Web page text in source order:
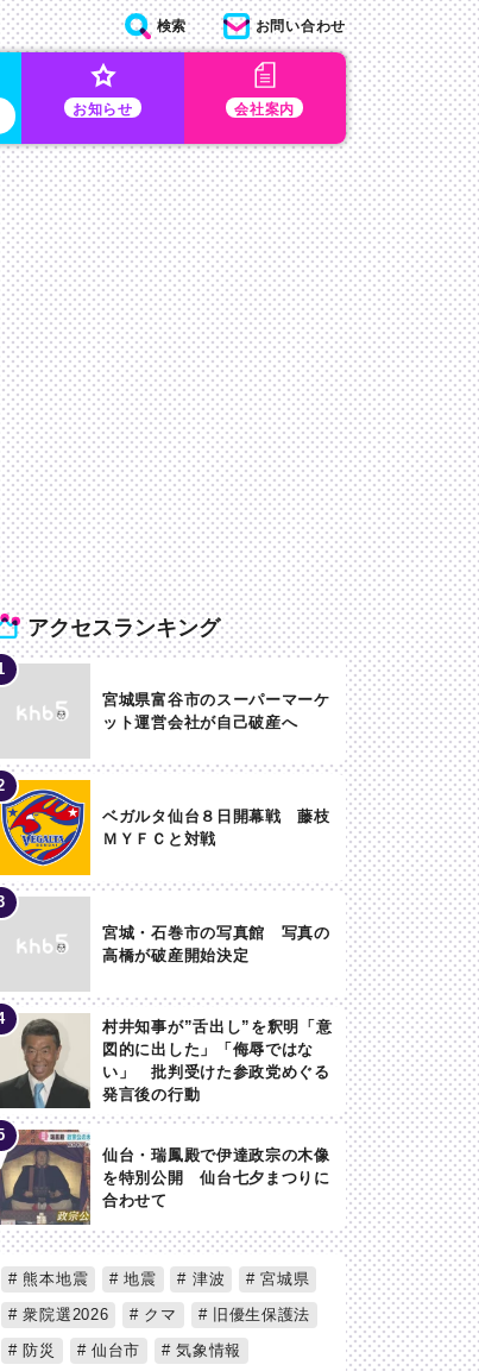
お知らせ 会社案内
検索 お問い合わせ
アクセスランキング
宮城県富谷市のスーパーマーケ
ット運営会社が自己破産へ
ベガルタ仙台８日開幕戦 藤枝
ＭＹＦＣと対戦
宮城・石巻市の写真館 写真の
高橋が破産開始決定
村井知事が”舌出し”を釈明「意
図的に出した」「侮辱ではな
い」 批判受けた参政党めぐる
発言後の行動
仙台・瑞鳳殿で伊達政宗の木像
を特別公開 仙台七夕まつりに
合わせて
熊本地震 地震 津波
宮城県
衆院選2026
クマ
旧優生保護法
防災
仙台市
気象情報